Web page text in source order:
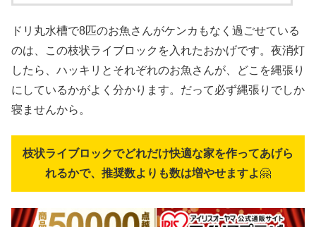
ドリ丸水槽で8匹のお魚さんがケンカもなく過ごせている
のは、この枝状ライブロックを入れたおかげです。夜消灯
したら、ハッキリとそれぞれのお魚さんが、どこを縄張り
にしているかがよく分かります。だって必ず縄張りでしか
寝ませんから。
枝状ライブロックでどれだけ快適な家を作ってあげら
れるかで、推奨数よりも数は増やせますよ🤗